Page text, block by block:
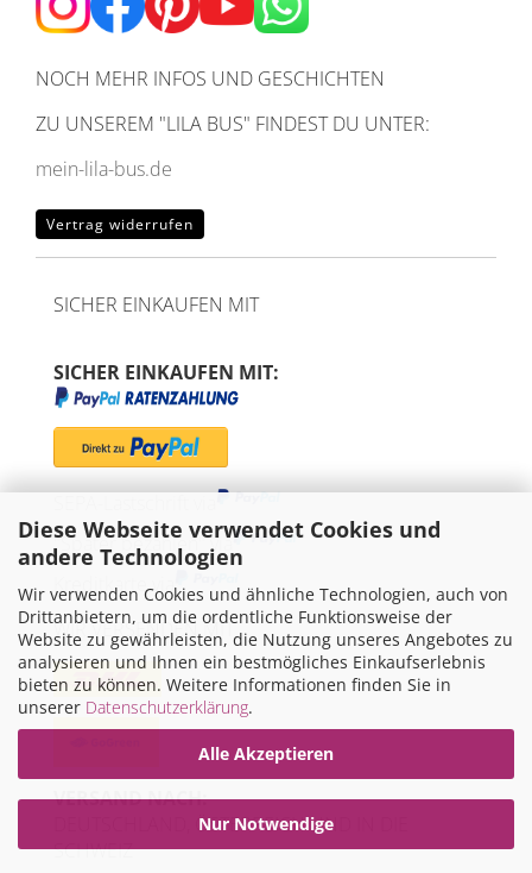
Diese Webseite verwendet Cookies und
andere Technologien
Wir verwenden Cookies und ähnliche Technologien, auch von
Drittanbietern, um die ordentliche Funktionsweise der
Website zu gewährleisten, die Nutzung unseres Angebotes zu
analysieren und Ihnen ein bestmögliches Einkaufserlebnis
bieten zu können. Weitere Informationen finden Sie in
unserer Datenschutzerklärung.
Alle Akzeptieren
Nur Notwendige
NOCH MEHR INFOS UND GESCHICHTEN
ZU UNSEREM "LILA BUS" FINDEST DU UNTER:
mein-lila-bus.de
Vertrag widerrufen
SICHER EINKAUFEN MIT
SICHER EINKAUFEN MIT:
"Später bezahlen" via
Kreditkarte via
WIR VERSENDEN MIT
VERSAND NACH:
DEUTSCHLAND, ÖSTERREICH UND IN DIE
SCHWEIZ